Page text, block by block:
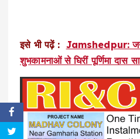
इसे भी पढ़ें : Jamshedpur:
शुभकामनाओं से घिरीं पूर्णिमा दास